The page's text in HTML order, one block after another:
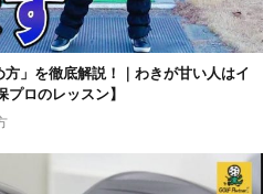
」を徹底解説！｜わきが甘い人はイ
プロのレッスン】